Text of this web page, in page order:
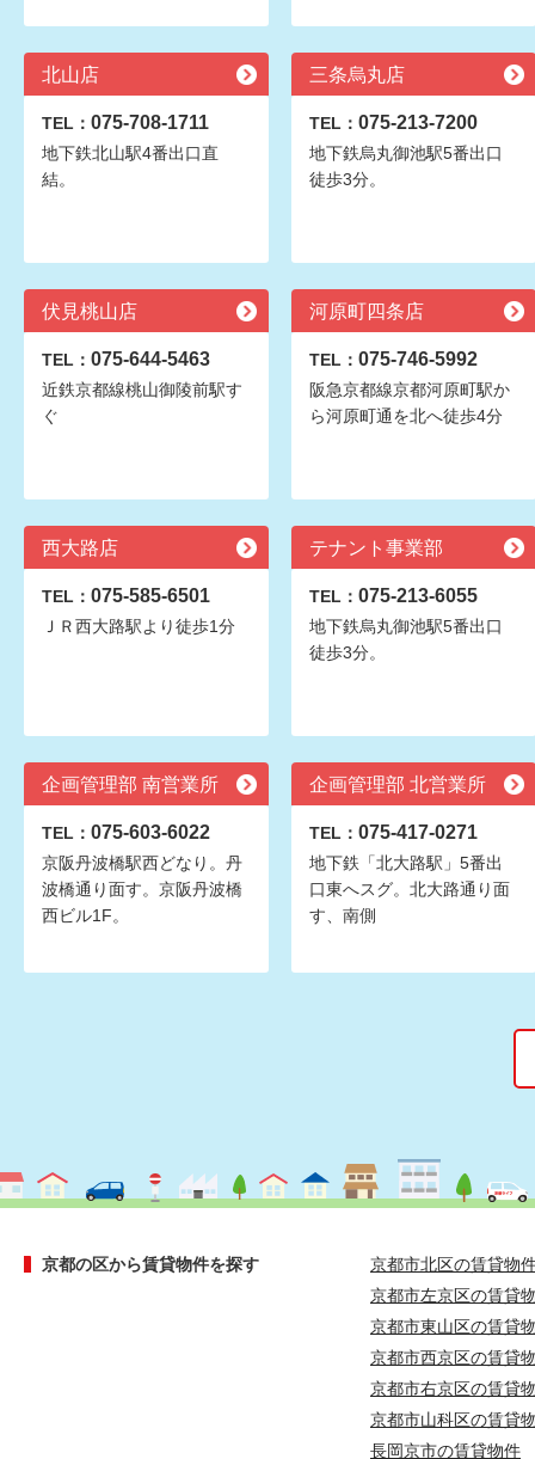
北山店
TEL： 075-708-1711
地下鉄北山駅4番出口直
結。
三条烏丸店
TEL： 075-213-7200
地下鉄烏丸御池駅5番出口
徒歩3分。
伏見桃山店
TEL： 075-644-5463
近鉄京都線桃山御陵前駅す
ぐ
河原町四条店
TEL： 075-746-5992
阪急京都線京都河原町駅か
ら河原町通を北へ徒歩4分
西大路店
TEL： 075-585-6501
ＪＲ西大路駅より徒歩1分
テナント事業部
TEL： 075-213-6055
地下鉄烏丸御池駅5番出口
徒歩3分。
企画管理部 南営業所
TEL： 075-603-6022
京阪丹波橋駅西どなり。丹
波橋通り面す。京阪丹波橋
西ビル1F。
企画管理部 北営業所
TEL： 075-417-0271
地下鉄「北大路駅」5番出
口東へスグ。北大路通り面
す、南側
京都の区から賃貸物件を探す
京都市北区の賃貸物
京都市左京区の賃貸
京都市東山区の賃貸
京都市西京区の賃貸
京都市右京区の賃貸
京都市山科区の賃貸
長岡京市の賃貸物件